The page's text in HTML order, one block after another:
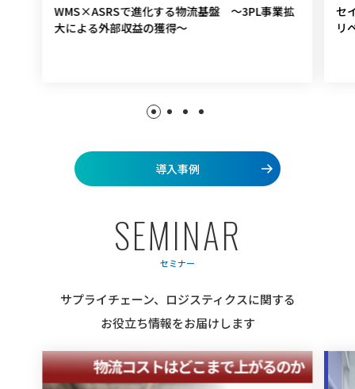
WMS×ASRSで進化する物流基盤 ～3PL事業拡
大による外部収益の獲得～
セ
リ
導入事例
SEMINAR
セミナー
サプライチェーン、ロジスティクスに関する
お役立ち情報をお届けします